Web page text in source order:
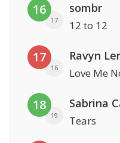
16
17
sombr
12 to 12
17
16
Ravyn
Love Me
18
19
Sabrina
Tears